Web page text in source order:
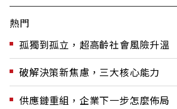
熱門
孤獨到孤立，超高齡社會風險升溫
破解決策新焦慮，三大核心能力
供應鏈重組，企業下一步怎麼佈局